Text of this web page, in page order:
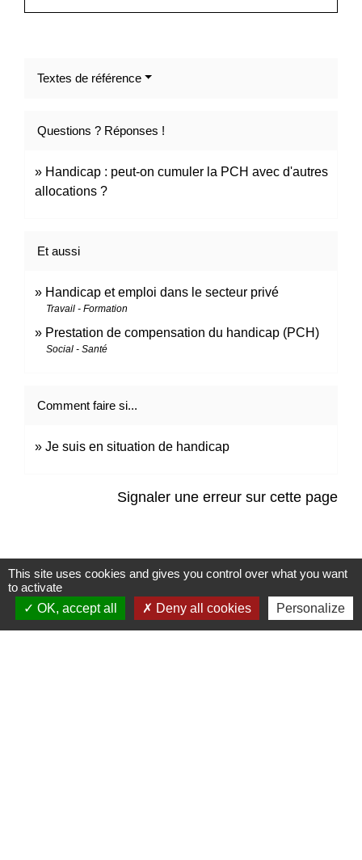
Textes de référence
Questions ? Réponses !
Handicap : peut-on cumuler la PCH avec d'autres
allocations ?
Et aussi
Handicap et emploi dans le secteur privé
Travail - Formation
Prestation de compensation du handicap (PCH)
Social - Santé
Comment faire si...
Je suis en situation de handicap
Signaler une erreur sur cette page
Contacts
Mairie de Marssac-sur-Tarn
This site uses cookies and gives you control over what you want
to activate
OK, accept all
Deny all cookies Personalize